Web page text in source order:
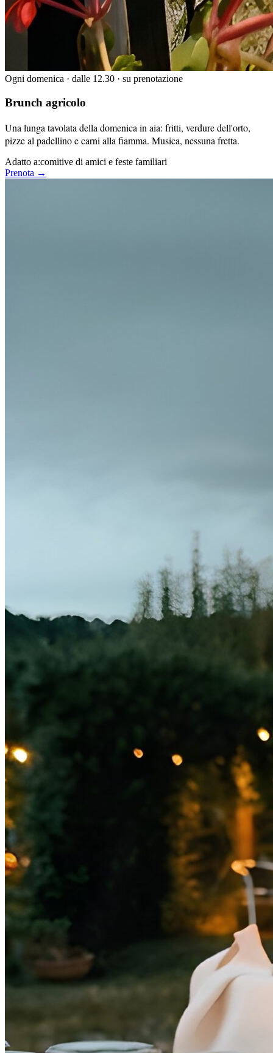
Ogni domenica · dalle 12.30 · su prenotazione
Brunch agricolo
Una lunga tavolata della domenica in aia: fritti, verdure dell'orto,
pizze al padellino e carni alla fiamma. Musica, nessuna fretta.
Adatto a:comitive di amici e feste familiari
Prenota →